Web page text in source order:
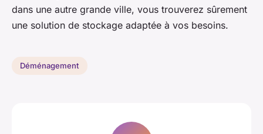
dans une autre grande ville, vous trouverez sûrement
une solution de stockage adaptée à vos besoins.
Déménagement